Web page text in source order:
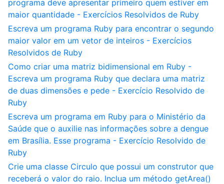
programa deve apresentar primeiro quem estiver em
maior quantidade - Exercícios Resolvidos de Ruby
Escreva um programa Ruby para encontrar o segundo
maior valor em um vetor de inteiros - Exercícios
Resolvidos de Ruby
Como criar uma matriz bidimensional em Ruby -
Escreva um programa Ruby que declara uma matriz
de duas dimensões e pede - Exercício Resolvido de
Ruby
Escreva um programa em Ruby para o Ministério da
Saúde que o auxilie nas informações sobre a dengue
em Brasília. Esse programa - Exercício Resolvido de
Ruby
Crie uma classe Circulo que possui um construtor que
receberá o valor do raio. Inclua um método getArea()